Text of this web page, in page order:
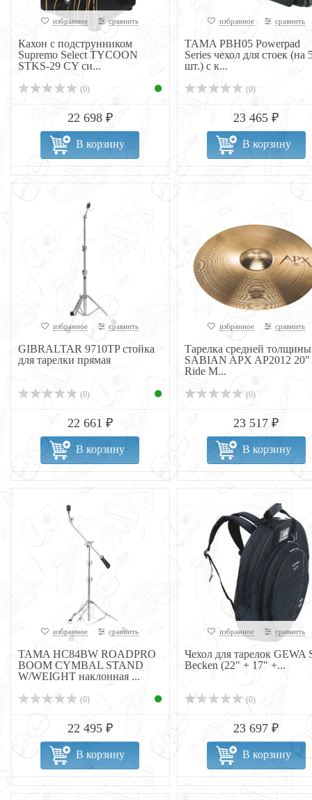
избранное сравнить
Кахон с подструнником
Supremo Select TYCOON
STKS-29 CY си...
(0)
22 698 ₽
В корзину
избранное сравнить
TAMA PBH05 Powerpad
Series чехол для стоек (на
шт.) с к...
(0)
23 465 ₽
В корзину
избранное сравнить
GIBRALTAR 9710TP стойка
для тарелки прямая
(0)
22 661 ₽
В корзину
избранное сравнить
Тарелка средней толщины
SABIAN APX AP2012 20"
Ride M...
(0)
23 517 ₽
В корзину
избранное сравнить
TAMA HC84BW ROADPRO
BOOM CYMBAL STAND
W/WEIGHT наклонная ...
(0)
22 495 ₽
В корзину
избранное сравнить
Чехол для тарелок GEWA
Becken (22" + 17" +...
(0)
23 697 ₽
В корзину